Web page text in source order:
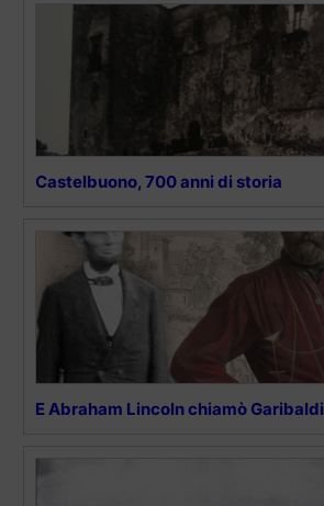
Castelbuono, 700 anni di storia
E Abraham Lincoln chiamò Garibaldi